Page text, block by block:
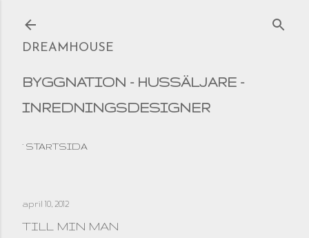
DREAMHOUSE
BYGGNATION - HUSSÄLJARE -
INREDNINGSDESIGNER
STARTSIDA
april 10, 2012
TILL MIN MAN